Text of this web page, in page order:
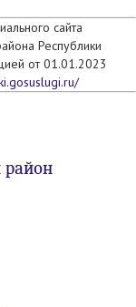
сайта
Республики
от 01.01.2023
район